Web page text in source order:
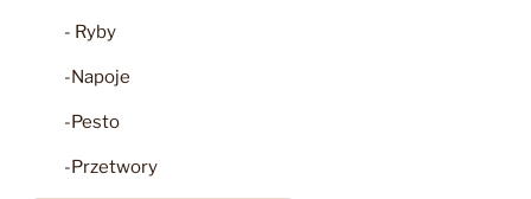
- Ryby
-Napoje
-Pesto
-Przetwory